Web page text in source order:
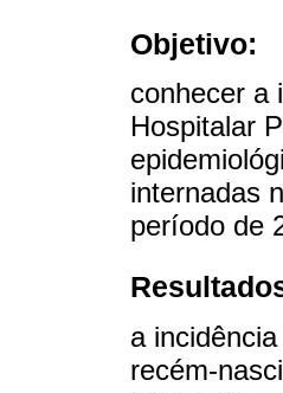
Objetivo:
conhecer a
Hospitalar
internadas
período de
a
recém-